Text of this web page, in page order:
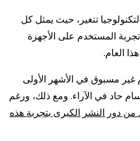
تتغير، حيث يمثل كل
المستخدم على الأجهزة
العام.
غير مسبوق في الأشهر الأولى
انقسام حاد في الآراء. ومع ذلك، ورغم
من دور النشر الكبرى بتجربة هذه